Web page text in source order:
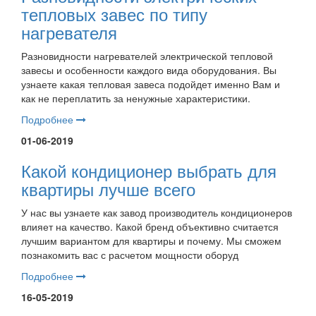
тепловых завес по типу
нагревателя
Разновидности нагревателей электрической тепловой
завесы и особенности каждого вида оборудования. Вы
узнаете какая тепловая завеса подойдет именно Вам и
как не переплатить за ненужные характеристики.
Подробнее
01-06-2019
Какой кондиционер выбрать для
квартиры лучше всего
У нас вы узнаете как завод производитель кондиционеров
влияет на качество. Какой бренд объективно считается
лучшим вариантом для квартиры и почему. Мы сможем
познакомить вас с расчетом мощности оборуд
Подробнее
16-05-2019